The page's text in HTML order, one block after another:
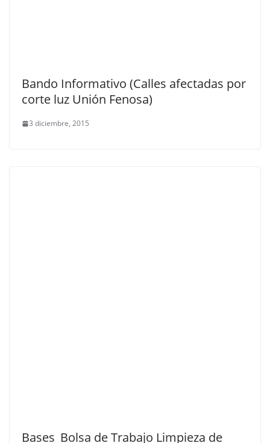
Bando Informativo (Calles afectadas por
corte luz Unión Fenosa)
3 diciembre, 2015
Bases_Bolsa de Trabajo Limpieza de